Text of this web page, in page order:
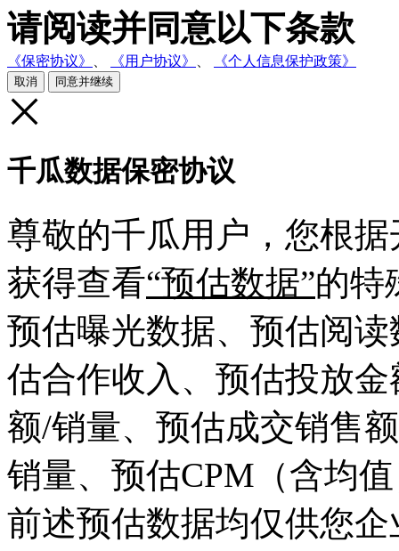
请阅读并同意以下条款
《保密协议》 《用户协议》 《个人信息保护政策》
取消 同意并继续
千瓜数据保密协议
尊敬的千瓜用户，您根
获得查看“预估数据”的特
预估曝光数据、预估阅
估合作收入、预估投放
额/销量、预估成交销售
销量、预估CPM（含均
前述预估数据均仅供您